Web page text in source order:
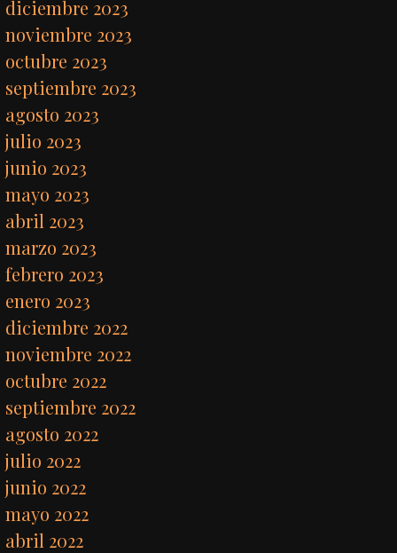
diciembre 2023
noviembre 2023
octubre 2023
septiembre 2023
agosto 2023
julio 2023
junio 2023
mayo 2023
abril 2023
marzo 2023
febrero 2023
enero 2023
diciembre 2022
noviembre 2022
octubre 2022
septiembre 2022
agosto 2022
julio 2022
junio 2022
mayo 2022
abril 2022